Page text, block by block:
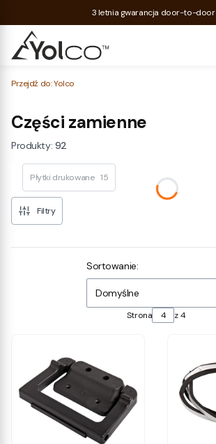
3 letnia gwarancja door-to-door
Przejdź do:Yolco
Części zamienne
Produkty: 92
Płytki drukowane 15
Filtry
Lista produktówSortowanie:
Domyślne
Strona z 4